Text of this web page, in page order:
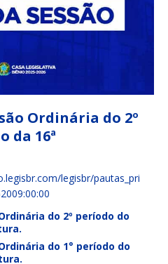
Ordinária do 2º
da 16ª
legisbr/pautas_pri
do 2º período do
do 1° período do